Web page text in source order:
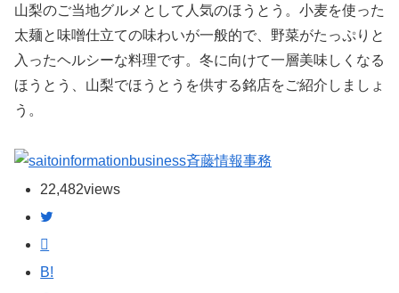
山梨のご当地グルメとして人気のほうとう。小麦を使った
太麺と味噌仕立ての味わいが一般的で、野菜がたっぷりと
入ったヘルシーな料理です。冬に向けて一層美味しくなる
ほうとう、山梨でほうとうを供する銘店をご紹介しましょ
う。
斉藤情報事務
22,482views
B!